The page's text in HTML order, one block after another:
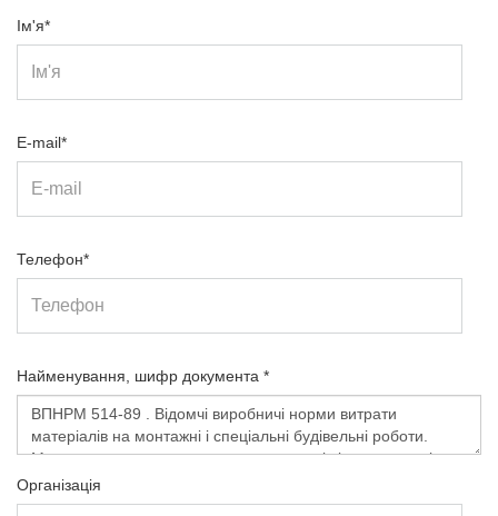
Ім'я*
E-mail*
Телефон*
Найменування, шифр документа *
Організація